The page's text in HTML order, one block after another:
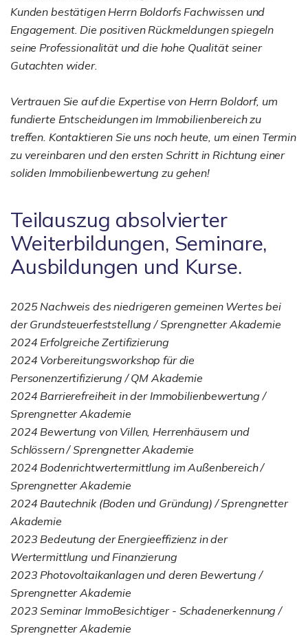
Kunden bestätigen Herrn Boldorfs Fachwissen und
Engagement. Die positiven Rückmeldungen spiegeln
seine Professionalität und die hohe Qualität seiner
Gutachten wider.
Vertrauen Sie auf die Expertise von Herrn Boldorf, um
fundierte Entscheidungen im Immobilienbereich zu
treffen. Kontaktieren Sie uns noch heute, um einen Termin
zu vereinbaren und den ersten Schritt in Richtung einer
soliden Immobilienbewertung zu gehen!
Teilauszug absolvierter
Weiterbildungen, Seminare,
Ausbildungen und Kurse.
2025 Nachweis des niedrigeren gemeinen Wertes bei
der Grundsteuerfeststellung / Sprengnetter Akademie
2024 Erfolgreiche Zertifizierung
2024 Vorbereitungsworkshop für die
Personenzertifizierung / QM Akademie
2024 Barrierefreiheit in der Immobilienbewertung /
Sprengnetter Akademie
2024 Bewertung von Villen, Herrenhäusern und
Schlössern / Sprengnetter Akademie
2024 Bodenrichtwertermittlung im Außenbereich /
Sprengnetter Akademie
2024 Bautechnik (Boden und Gründung) / Sprengnetter
Akademie
2023 Bedeutung der Energieeffizienz in der
Wertermittlung und Finanzierung
2023 Photovoltaikanlagen und deren Bewertung /
Sprengnetter Akademie
2023 Seminar ImmoBesichtiger - Schadenerkennung /
Sprengnetter Akademie